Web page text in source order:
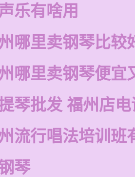
乐有啥用
哪里卖钢琴比较
哪里卖钢琴便宜
琴批发 福州店
流行唱法培训班
琴